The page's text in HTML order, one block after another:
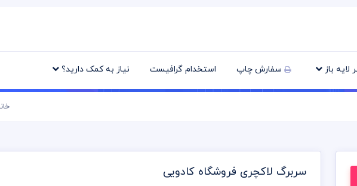
لایه باز سفارش چاپ استخدام گرافیست نیاز به کمک دارید؟
سربرگ لاکچری فروشگاه کادویی